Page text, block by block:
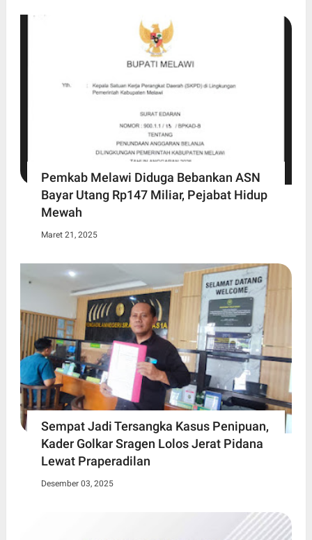
Pemkab Melawi Diduga Bebankan ASN
Bayar Utang Rp147 Miliar, Pejabat Hidup
Mewah
Maret 21, 2025
Sempat Jadi Tersangka Kasus Penipuan,
Kader Golkar Sragen Lolos Jerat Pidana
Lewat Praperadilan
Desember 03, 2025